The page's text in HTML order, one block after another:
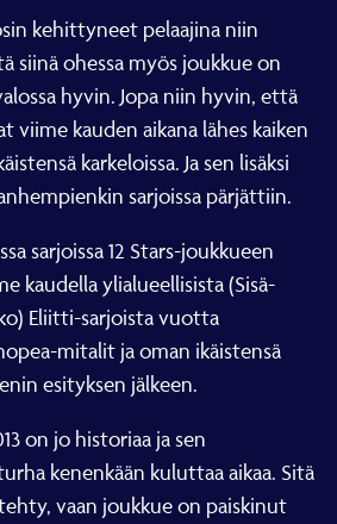
kehittyneet pelaajina niin
siinä ohessa myös joukkue on
hyvin. Jopa niin hyvin, että
viime kauden aikana lähes kaiken
karkeloissa. Ja sen lisäksi
sarjoissa pärjättiin.
sarjoissa 12 Stars-joukkueen
kaudella ylialueellisista (Sisä-
Eliitti-sarjoista vuotta
mitalit ja oman ikäistensä
esityksen jälkeen.
on jo historiaa ja sen
kenenkään kuluttaa aikaa. Sitä
vaan joukkue on paiskinut